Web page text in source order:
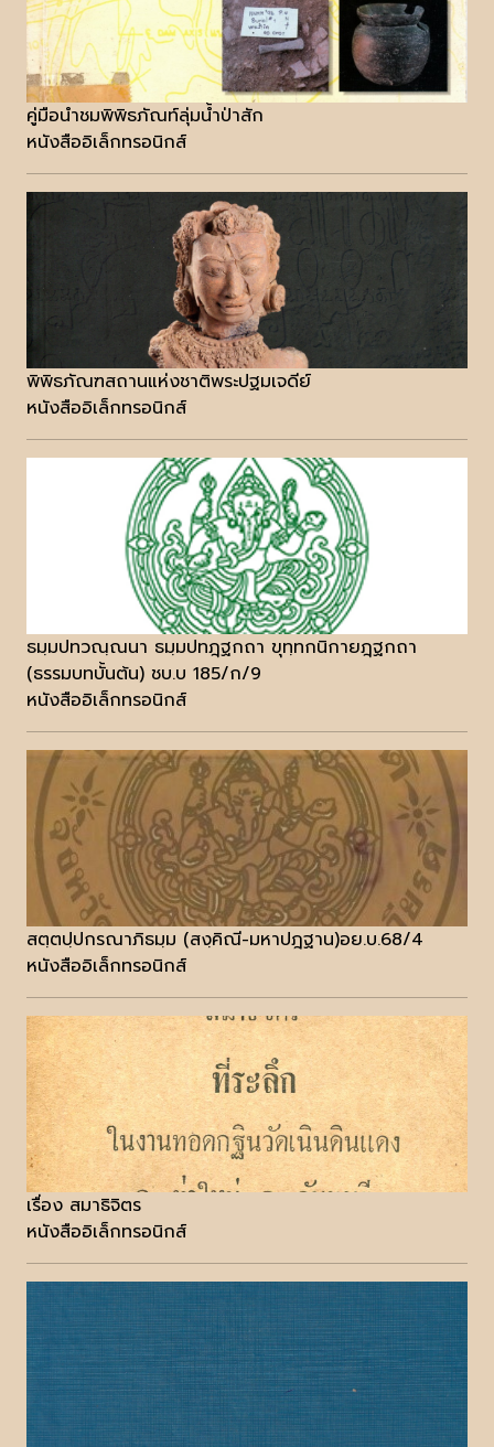
คู่มือนำชมพิพิธภัณท์ลุ่มน้ำป่าสัก
หนังสืออิเล็กทรอนิกส์
พิพิธภัณฑสถานแห่งชาติพระปฐมเจดีย์
หนังสืออิเล็กทรอนิกส์
ธมฺมปทวณฺณนา ธมฺมปทฎฺฐกถา ขุทฺทกนิกายฎฺฐกถา
(ธรรมบทบั้นต้น) ชบ.บ 185/ก/9
หนังสืออิเล็กทรอนิกส์
สตฺตปฺปกรณาภิธมฺม (สงฺคิณี-มหาปฎฐาน)อย.บ.68/4
หนังสืออิเล็กทรอนิกส์
เรื่อง สมาธิจิตร
หนังสืออิเล็กทรอนิกส์